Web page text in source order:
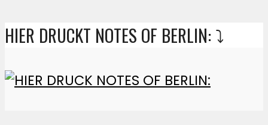
HIER DRUCKT NOTES OF BERLIN: ⤵️